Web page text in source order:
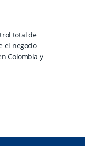
total de
el negocio
Colombia y